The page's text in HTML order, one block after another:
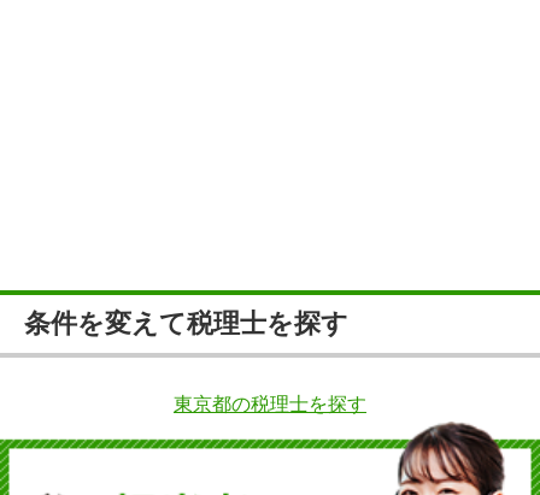
条件を変えて税理士を探す
東京都の税理士を探す